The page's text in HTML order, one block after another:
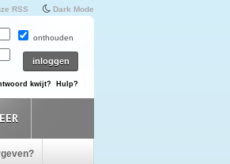
RSS Dark Mode
onthouden
kwijt? Hulp?